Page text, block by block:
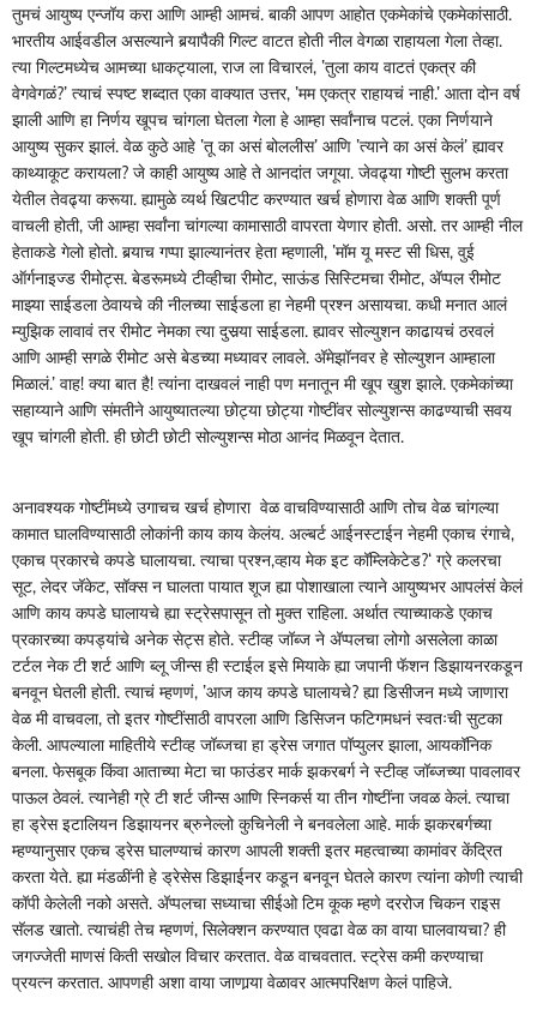
तुमचं आयुष्य एन्जॉय करा आणि आम्ही आमचं. बाकी आपण आहोत एकमेकांचे एकमेकांसाठी.
भारतीय आईवडील असल्याने बर्‍यापैकी गिल्ट वाटत होती नील वेगळा राहायला गेला तेव्हा.
त्या गिल्टमध्येच आमच्या धाकट्याला, राज ला विचारलं, ’तुला काय वाटतं एकत्र की
वेगवेगळं?’ त्याचं स्पष्ट शब्दात एका वाक्यात उत्तर, ’मम एकत्र राहायचं नाही.’ आता दोन वर्ष
झाली आणि हा निर्णय खूपच चांगला घेतला गेला हे आम्हा सर्वांनाच पटलं. एका निर्णयाने
आयुष्य सुकर झालं. वेळ कुठे आहे ’तू का असं बोललीस’ आणि ’त्याने का असं केलं’ ह्यावर
काथ्याकूट करायला? जे काही आयुष्य आहे ते आनदांत जगूया. जेवढ्या गोष्टी सुलभ करता
येतील तेवढ्या करूया. ह्यामुळे व्यर्थ खिटपीट करण्यात खर्च होणारा वेळ आणि शक्ती पूर्ण
वाचली होती, जी आम्हा सर्वांना चांगल्या कामासाठी वापरता येणार होती. असो. तर आम्ही नील
हेताकडे गेलो होतो. बर्‍याच गप्पा झाल्यानंतर हेता म्हणाली, ’मॉम यू मस्ट सी धिस, वुई
ऑर्गनाइज्ड रीमोट्स. बेडरूमध्ये टीव्हीचा रीमोट, साऊंड सिस्टिमचा रीमोट, अ‍ॅप्पल रीमोट
माझ्या साईडला ठेवायचे की नीलच्या साईडला हा नेहमी प्रश्न असायचा. कधी मनात आलं
म्युझिक लावावं तर रीमोट नेमका त्या दुसर्‍या साईडला. ह्यावर सोल्युशन काढायचं ठरवलं
आणि आम्ही सगळे रीमोट असे बेडच्या मध्यावर लावले. अ‍ॅमेझॉनवर हे सोल्युशन आम्हाला
मिळालं.’ वाह! क्या बात है! त्यांना दाखवलं नाही पण मनातून मी खूप खुश झाले. एकमेकांच्या
सहाय्याने आणि संमतीने आयुष्यातल्या छोट्या छोट्या गोष्टींवर सोल्युशन्स काढण्याची सवय
खूप चांगली होती. ही छोटी छोटी सोल्युशन्स मोठा आनंद मिळवून देतात.
अनावश्यक गोष्टींमध्ये उगाचच खर्च होणारा वेळ वाचविण्यासाठी आणि तोच वेळ चांगल्या
कामात घालविण्यासाठी लोकांनी काय काय केलंय. अल्बर्ट आईनस्टाईन नेहमी एकाच रंगाचे,
एकाच प्रकारचे कपडे घालायचा. त्याचा प्रश्न,व्हाय मेक इट कॉम्लिकेटेड?‘ ग्रे कलरचा
सूट, लेदर जॅकेट, सॉक्स न घालता पायात शूज ह्या पोशाखाला त्याने आयुष्यभर आपलंसं केलं
आणि काय कपडे घालायचे ह्या स्ट्रेसपासून तो मुक्त राहिला. अर्थात त्याच्याकडे एकाच
प्रकारच्या कपड्यांचे अनेक सेट्स होते. स्टीव्ह जॉब्ज ने अ‍ॅप्पलचा लोगो असलेला काळा
टर्टल नेक टी शर्ट आणि ब्लू जीन्स ही स्टाईल इसे मियाके ह्या जपानी फॅशन डिझायनरकडून
बनवून घेतली होती. त्याचं म्हणणं, ’आज काय कपडे घालायचे? ह्या डिसीजन मध्ये जाणारा
वेळ मी वाचवला, तो इतर गोष्टींसाठी वापरला आणि डिसिजन फटिगमधनं स्वतःची सुटका
केली. आपल्याला माहितीये स्टीव्ह जॉब्जचा हा ड्रेस जगात पॉप्युलर झाला, आयकॉनिक
बनला. फेसबूक किंवा आताच्या मेटा चा फाउंडर मार्क झकरबर्ग ने स्टीव्ह जॉब्जच्या पावलावर
पाऊल ठेवलं. त्यानेही ग्रे टी शर्ट जीन्स आणि स्निकर्स या तीन गोष्टींना जवळ केलं. त्याचा
हा ड्रेस इटालियन डिझायनर ब्रुनेल्लो कुचिनेली ने बनवलेला आहे. मार्क झकरबर्गच्या
म्हण्यानुसार एकच ड्रेस घालण्याचं कारण आपली शक्ती इतर महत्वाच्या कामांवर केंद्रित
करता येते. ह्या मंडळींनी हे ड्रेसेस डिझाईनर कडून बनवून घेतले कारण त्यांना कोणी त्याची
कॉपी केलेली नको असते. अ‍ॅप्पलचा सध्याचा सीईओ टिम कूक म्हणे दररोज चिकन राइस
सॅलड खातो. त्याचंही तेच म्हणणं, सिलेक्शन करण्यात एवढा वेळ का वाया घालवायचा? ही
जगज्जेती माणसं किती सखोल विचार करतात. वेळ वाचवतात. स्ट्रेस कमी करण्याचा
प्रयत्न करतात. आपणही अशा वाया जाणार्‍या वेळावर आत्मपरिक्षण केलं पाहिजे.